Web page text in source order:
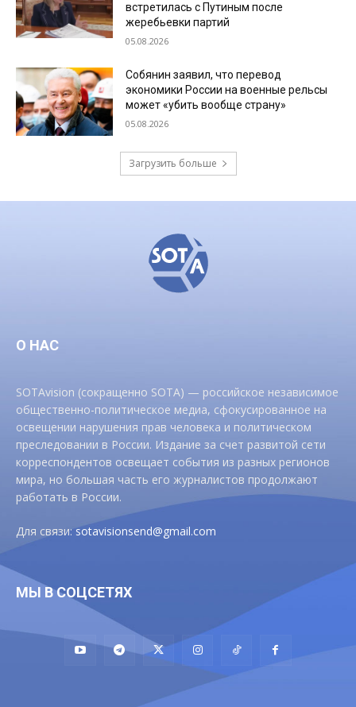
встретилась с Путиным после
жеребьевки партий
05.08.2026
Собянин заявил, что перевод
экономики России на военные рельсы
может «убить вообще страну»
05.08.2026
Загрузить больше
О НАС
SOTAvision (сокращенно SOTA) — российское независимое
общественно-политическое медиа, сфокусированное на
освещении нарушения прав человека и политическом
преследовании в России. Издание за счет развитой сети
корреспондентов освещает события из разных регионов
мира, но большая часть его журналистов продолжают
работать в России.
Для связи:sotavisionsend@gmail.com
МЫ В СОЦСЕТЯХ